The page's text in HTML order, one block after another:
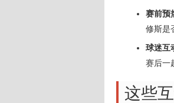
赛前预
修斯是
球迷互
赛后一
这些